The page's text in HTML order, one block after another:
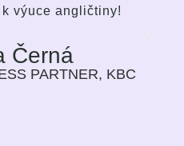
výuce angličtiny!
Černá
PARTNER, KBC